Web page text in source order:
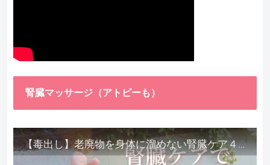
腎臓マッサージ（アトピーも）
【毒出し】老廃物を身体に溜めない腎臓ケア４種をご紹介します。